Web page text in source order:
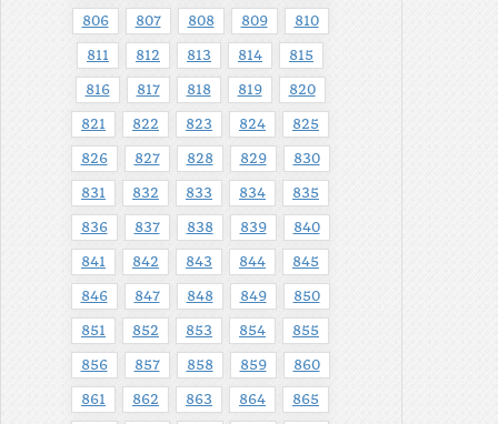
806 807 808 809 810
811 812 813 814 815
816 817 818 819 820
821 822 823 824 825
826 827 828 829 830
831 832 833 834 835
836 837 838 839 840
841 842 843 844 845
846 847 848 849 850
851 852 853 854 855
856 857 858 859 860
861 862 863 864 865